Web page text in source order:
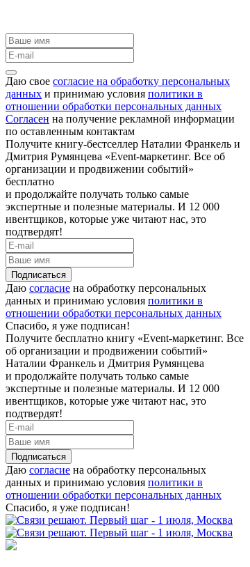
Даю свое согласие на обработку персональных
данных и принимаю условия политики в
отношении обработки персональных данных
Согласен на получение рекламной информации
по оставленным контактам
Получите книгу-бестселлер Наталии Франкель и
Дмитрия Румянцева «Event-маркетинг. Все об
организации и продвижении событий»
бесплатно
и продолжайте получать только самые
экспертные и полезные материалы. И 12 000
ивентщиков, которые уже читают нас, это
подтвердят!
Подписаться
Даю согласие на обработку персональных
данных и принимаю условия политики в
отношении обработки персональных данных
Спасибо, я уже подписан!
Получите бесплатно книгу «Event-маркетинг. Все
об организации и продвижении событий»
Наталии Франкель и Дмитрия Румянцева
и продолжайте получать только самые
экспертные и полезные материалы. И 12 000
ивентщиков, которые уже читают нас, это
подтвердят!
Подписаться
Даю согласие на обработку персональных
данных и принимаю условия политики в
отношении обработки персональных данных
Спасибо, я уже подписан!